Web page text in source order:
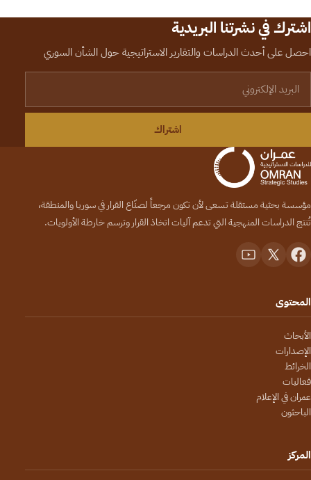
اشترك في نشرتنا البريدية
احصل على أحدث الدراسات والتقارير الاستراتيجية حول الشأن السوري
اشتراك
مؤسسة بحثية مستقلة تسعى لأن تكون مرجعاً لصنّاع القرار في سوريا والمنطقة،
تُنتج الدراسات المنهجية التي تدعم آليات اتخاذ القرار وترسم خارطة الأولويات.
المحتوى
الأبحاث
الإصدارات
الخرائط
فعاليات
عمران في الإعلام
الباحثون
المركز